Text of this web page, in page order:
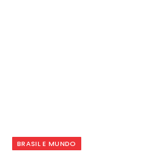
BRASIL E MUNDO